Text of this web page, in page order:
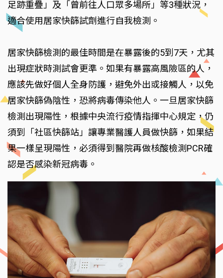
足跡重疊」及「曾前往人口眾多場所」等3種狀況，
適合使用居家快篩試劑進行自我檢測。
居家快篩檢測的最佳時間是在暴露後的5到7天，尤其
出現症狀時測試會更準。如果有暴露高風險區的人，
應該先做好個人全身防護，避免外出或接觸人，以免
居家快篩偽陰性，恐將病毒傳染他人。一旦居家快篩
檢測出現陽性，根據中央流行疫情指揮中心規定，仍
須到「社區快篩站」讓專業醫護人員做快篩，如果結
果一樣呈現陽性，必須得到醫院再做核酸檢測PCR確
認是否感染新冠病毒。